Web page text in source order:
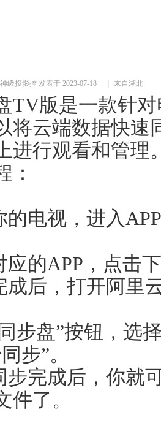
级投影控 发表于 2023-07-18 来自湖北
TV版是一款针
将云端数据快速
进行观看和管理
：
的电视，进入
应的APP，点击
成后，打开阿里
步盘”按钮，选
步”。
步完成后，你就
件了。